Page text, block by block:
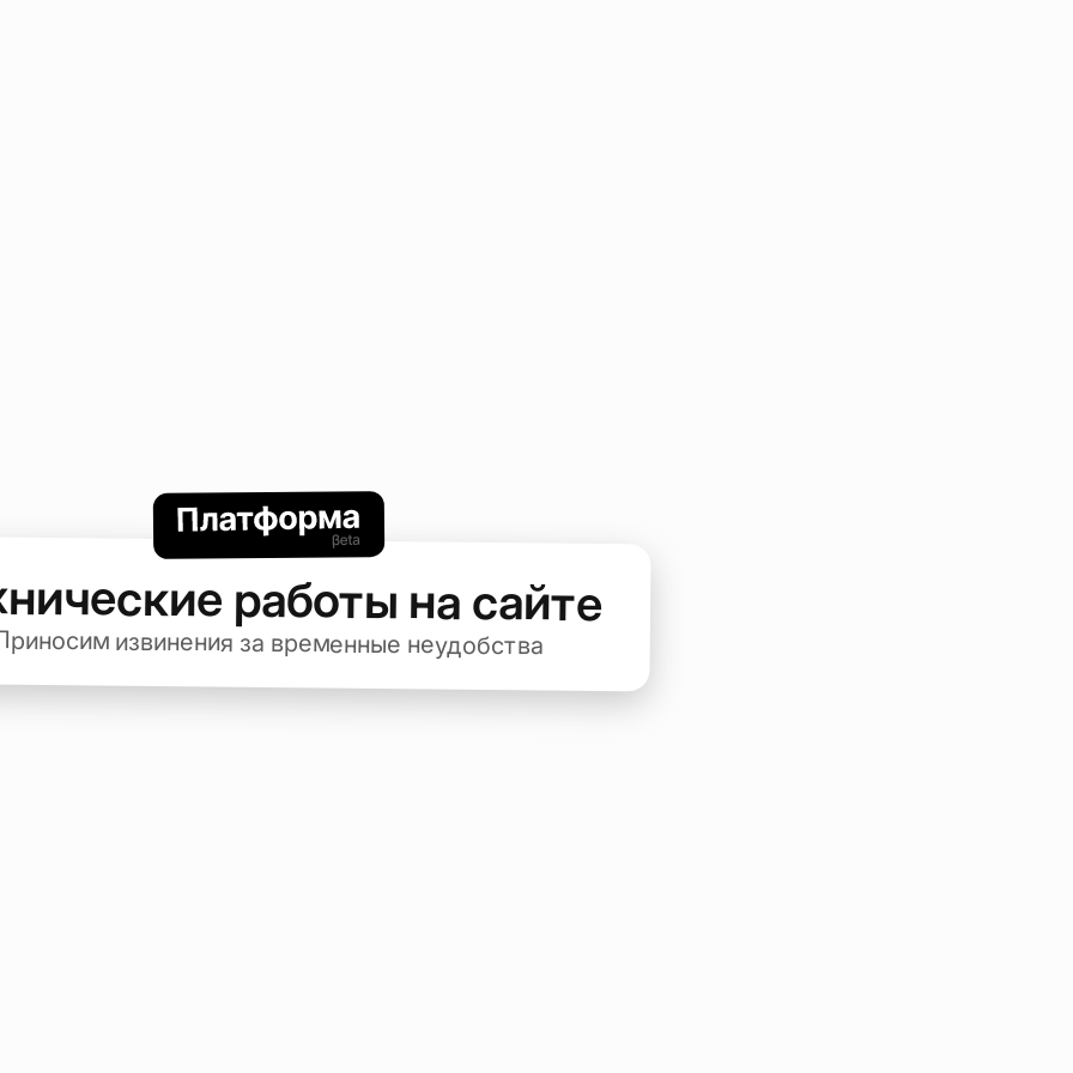
работы на сайте
извинения за временные неудобства